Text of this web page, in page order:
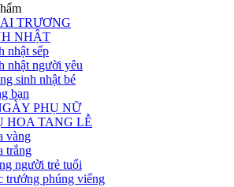
TRƯƠNG
NHẬT
nhật sếp
nhật người yêu
sinh nhật bé
bạn
PHỤ NỮ
HOA TANG LỄ
vàng
trắng
người trẻ tuổi
trướng phúng viếng